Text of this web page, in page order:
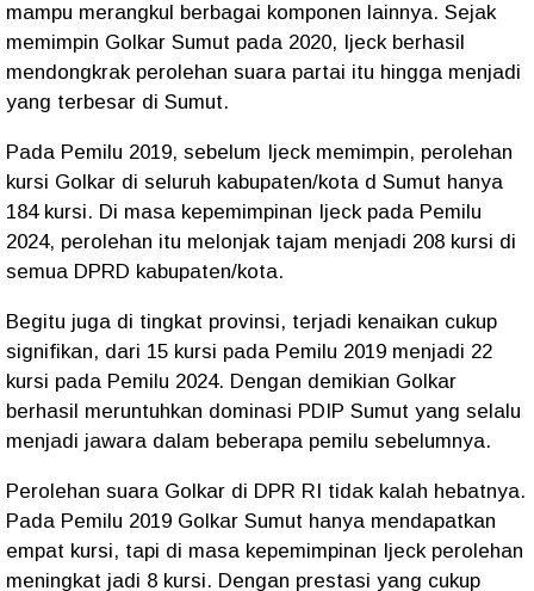
mampu merangkul berbagai komponen lainnya. Sejak
memimpin Golkar Sumut pada 2020, Ijeck berhasil
mendongkrak perolehan suara partai itu hingga menjadi
yang terbesar di Sumut.
Pada Pemilu 2019, sebelum Ijeck memimpin, perolehan
kursi Golkar di seluruh kabupaten/kota d Sumut hanya
184 kursi. Di masa kepemimpinan Ijeck pada Pemilu
2024, perolehan itu melonjak tajam menjadi 208 kursi di
semua DPRD kabupaten/kota.
Begitu juga di tingkat provinsi, terjadi kenaikan cukup
signifikan, dari 15 kursi pada Pemilu 2019 menjadi 22
kursi pada Pemilu 2024. Dengan demikian Golkar
berhasil meruntuhkan dominasi PDIP Sumut yang selalu
menjadi jawara dalam beberapa pemilu sebelumnya.
Perolehan suara Golkar di DPR RI tidak kalah hebatnya.
Pada Pemilu 2019 Golkar Sumut hanya mendapatkan
empat kursi, tapi di masa kepemimpinan Ijeck perolehan
meningkat jadi 8 kursi. Dengan prestasi yang cukup